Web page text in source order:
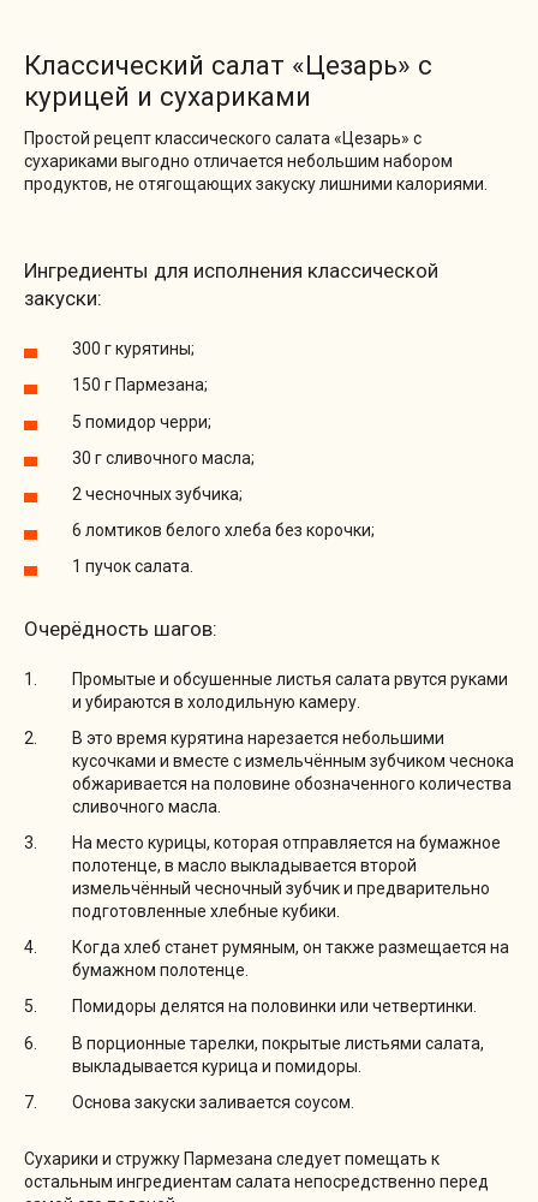
Классический салат «Цезарь» с
курицей и сухариками
Простой рецепт классического салата «Цезарь» с
сухариками выгодно отличается небольшим набором
продуктов, не отягощающих закуску лишними калориями.
Ингредиенты для исполнения классической
закуски:
300 г курятины;
150 г Пармезана;
5 помидор черри;
30 г сливочного масла;
2 чесночных зубчика;
6 ломтиков белого хлеба без корочки;
1 пучок салата.
Очерёдность шагов:
Промытые и обсушенные листья салата рвутся руками
и убираются в холодильную камеру.
В это время курятина нарезается небольшими
кусочками и вместе с измельчённым зубчиком чеснока
обжаривается на половине обозначенного количества
сливочного масла.
На место курицы, которая отправляется на бумажное
полотенце, в масло выкладывается второй
измельчённый чесночный зубчик и предварительно
подготовленные хлебные кубики.
Когда хлеб станет румяным, он также размещается на
бумажном полотенце.
Помидоры делятся на половинки или четвертинки.
В порционные тарелки, покрытые листьями салата,
выкладывается курица и помидоры.
Основа закуски заливается соусом.
Сухарики и стружку Пармезана следует помещать к
остальным ингредиентам салата непосредственно перед